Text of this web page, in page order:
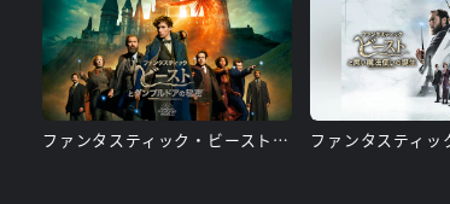
ファンタスティック・ビーストとダンブルドアの秘密